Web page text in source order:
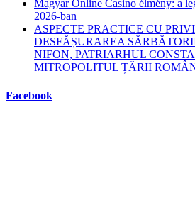
Magyar Online Casino élmény: a
2026-ban
ASPECTE PRACTICE CU
DESFĂȘURAREA
NIFON, PATRIARHUL
MITROPOLITUL ȚĂRII
Facebook